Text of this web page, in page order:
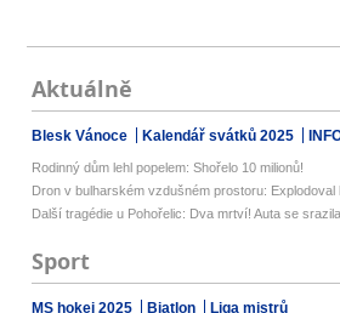
Aktuálně
Blesk Vánoce Kalendář svátků 2025
Rodinný dům lehl popelem: Shořelo 10 milionů!
Dron v bulharském vzdušném prostoru: Explodoval
Další tragédie u Pohořelic: Dva mrtví! Auta se
Sport
MS hokej 2025 Biatlon Liga mistrů